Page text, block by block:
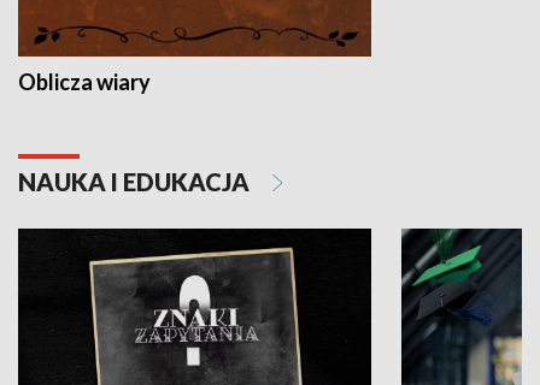
Oblicza wiary
NAUKA I EDUKACJA